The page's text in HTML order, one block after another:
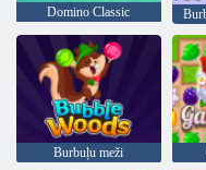
Domino Classic
Burbuļu meži